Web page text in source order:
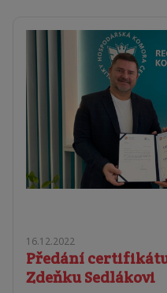
16.12.2022
Předání
Zdeňku Sedlákovi